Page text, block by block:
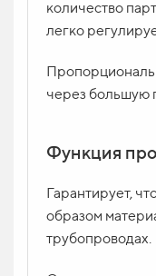
количество
легко
через большую
Функция
Гарантирует,
образом
трубопроводах.